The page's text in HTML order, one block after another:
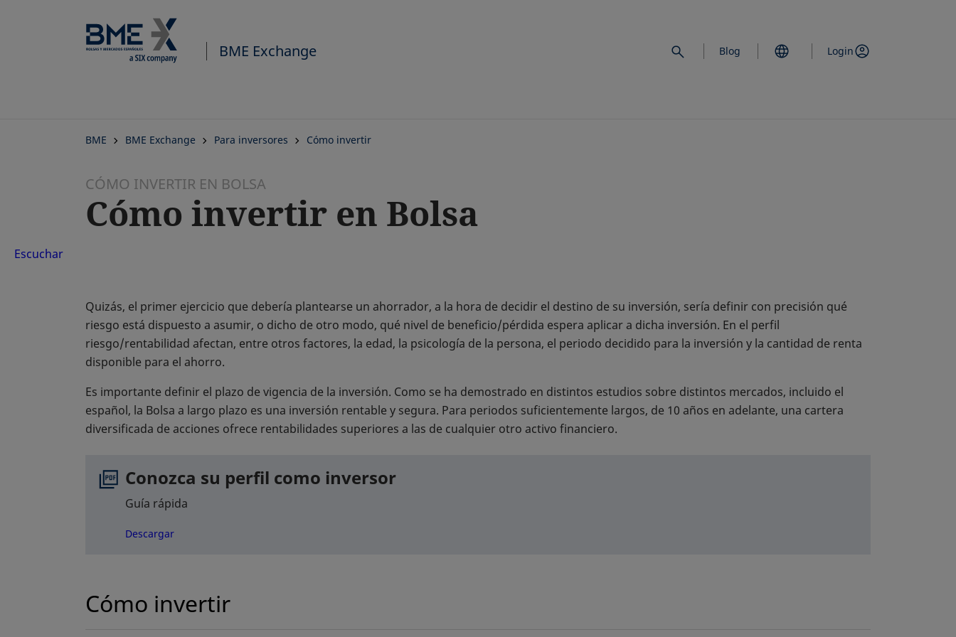
BME Exchange Blog Login
BME BME Exchange Para inversores Cómo invertir
CÓMO INVERTIR EN BOLSA
Cómo invertir en Bolsa
Escuchar
Quizás, el primer ejercicio que debería plantearse un ahorrador, a la hora de decidir el destino de su inversión, sería definir con precisión qué
riesgo está dispuesto a asumir, o dicho de otro modo, qué nivel de beneficio/pérdida espera aplicar a dicha inversión. En el perfil
riesgo/rentabilidad afectan, entre otros factores, la edad, la psicología de la persona, el periodo decidido para la inversión y la cantidad de renta
disponible para el ahorro.
Es importante definir el plazo de vigencia de la inversión. Como se ha demostrado en distintos estudios sobre distintos mercados, incluido el
español, la Bolsa a largo plazo es una inversión rentable y segura. Para periodos suficientemente largos, de 10 años en adelante, una cartera
diversificada de acciones ofrece rentabilidades superiores a las de cualquier otro activo financiero.
Conozca su perfil como inversor
Guía rápida
Descargar
Cómo invertir